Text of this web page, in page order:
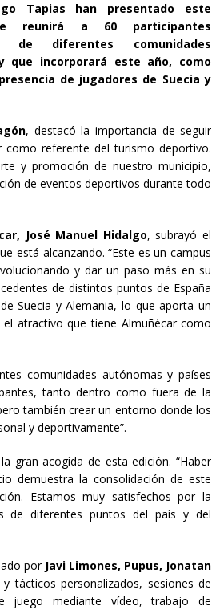
Tapias han presentado este
reunirá a 60 participantes
de diferentes comunidades
que incorporará este año, como
de jugadores de Suecia y
, destacó la importancia de seguir
como referente del turismo deportivo.
y promoción de nuestro municipio,
de eventos deportivos durante todo
José Manuel Hidalgo, subrayó el
está alcanzando. “Este es un campus
y dar un paso más en su
de distintos puntos de España
Suecia y Alemania, lo que aporta un
atractivo que tiene Almuñécar como
comunidades autónomas y países
tanto dentro como fuera de la
también crear un entorno donde los
y deportivamente”.
gran acogida de esta edición. “Haber
demuestra la consolidación de este
Estamos muy satisfechos por la
de diferentes puntos del país y del
por Javi Limones, Pupus, Jonatan
tácticos personalizados, sesiones de
juego mediante vídeo, trabajo de